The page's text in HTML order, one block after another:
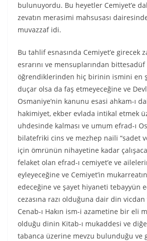
bulunuyordu. Bu heyetler Cemiyet’e
zevatın merasimi mahsusası
muvazzaf idi.
Bu tahlif esnasında Cemiyet’e girecek
esrarını ve mensuplarından bittesadüf
öğrendiklerinden hiç birinin ismini en
duçar olsa da faş etmeyeceğine ve
Osmaniye’nin kanunu esasi ahkam-ı
hakimiyet, ekber evlada intikal etmek
uhdesinde kalması ve umum efrad-ı
bilatefriki cins ve mezhep naili “sadet
için ömrünün nihayetine kadar
felaket olan efrad-ı cemiyet’e ve
eyleyeceğine ve Cemiyet’in
edeceğine ve şayet hiyaneti tebayyün
cezasına razı olduğuna dair din
Cenab-ı Hakın ism-i azametine bir eli
olduğu dinin Kitab-ı mukaddesi ve
tabanca üzerine mevzu bulunduğu ve